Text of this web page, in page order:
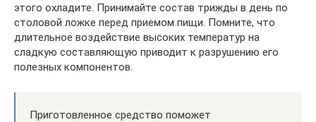
этого охладите. Принимайте состав трижды в день по
столовой ложке перед приемом пищи. Помните, что
длительное воздействие высоких температур на
сладкую составляющую приводит к разрушению его
полезных компонентов.
Приготовленное средство поможет